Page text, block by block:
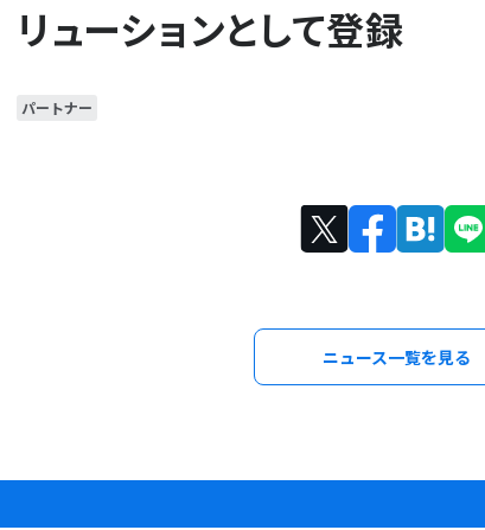
リューションとして登録
パートナー
ニュース一覧を見る